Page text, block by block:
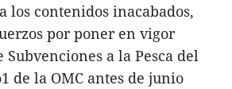
los contenidos inacabados,
por poner en vigor
Subvenciones a la Pesca del
de la OMC antes de junio